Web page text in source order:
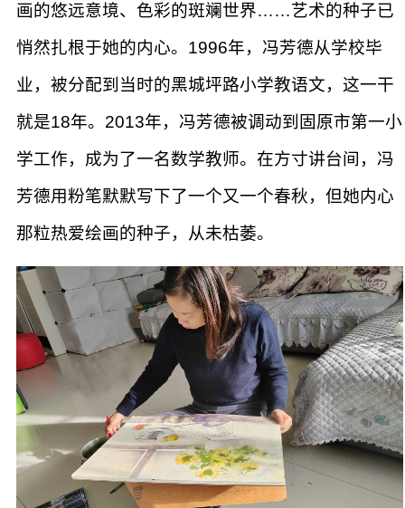
画的悠远意境、色彩的斑斓世界……艺术的种子已
悄然扎根于她的内心。1996年，冯芳德从学校毕
业，被分配到当时的黑城坪路小学教语文，这一干
就是18年。2013年，冯芳德被调动到固原市第一小
学工作，成为了一名数学教师。在方寸讲台间，冯
芳德用粉笔默默写下了一个又一个春秋，但她内心
那粒热爱绘画的种子，从未枯萎。